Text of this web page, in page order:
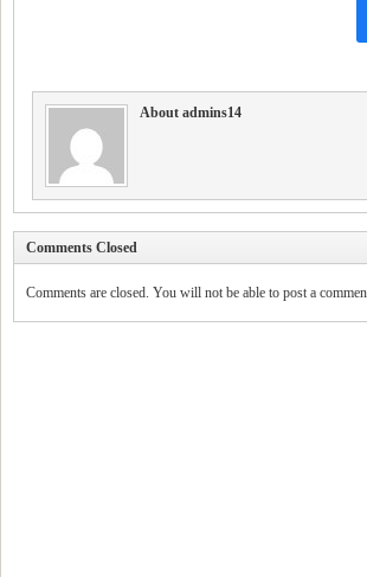
About admins14
Comments Closed
Comments are closed. You will not be able to post a